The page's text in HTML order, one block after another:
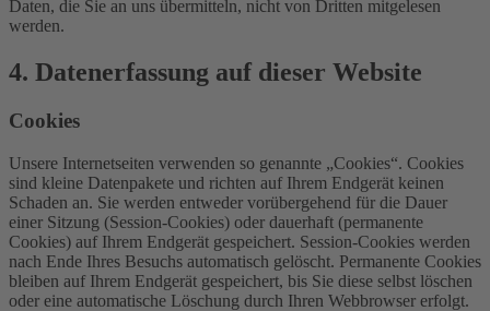
Daten, die Sie an uns übermitteln, nicht von Dritten mitgelesen
werden.
4. Datenerfassung auf dieser Website
Cookies
Unsere Internetseiten verwenden so genannte „Cookies“. Cookies
sind kleine Datenpakete und richten auf Ihrem Endgerät keinen
Schaden an. Sie werden entweder vorübergehend für die Dauer
einer Sitzung (Session-Cookies) oder dauerhaft (permanente
Cookies) auf Ihrem Endgerät gespeichert. Session-Cookies werden
nach Ende Ihres Besuchs automatisch gelöscht. Permanente Cookies
bleiben auf Ihrem Endgerät gespeichert, bis Sie diese selbst löschen
oder eine automatische Löschung durch Ihren Webbrowser erfolgt.